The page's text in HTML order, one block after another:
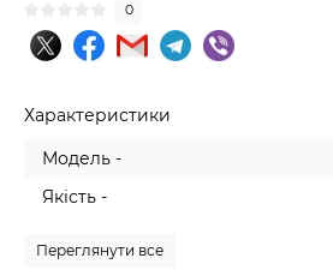
0
Характеристики
Модель -
Якість -
Переглянути все